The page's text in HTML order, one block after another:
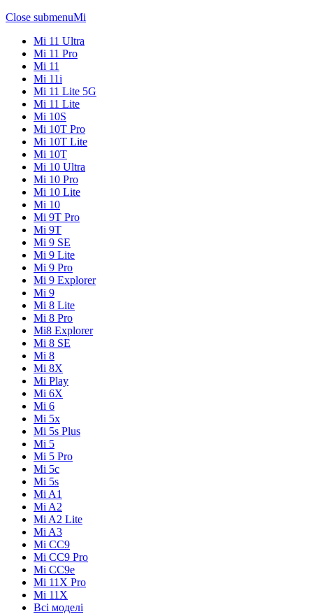
Close submenuMi
Mi 11 Ultra
Mi 11 Pro
Mi 11
Mi 11i
Mi 11 Lite 5G
Mi 11 Lite
Mi 10S
Mi 10T Pro
Mi 10T Lite
Mi 10T
Mi 10 Ultra
Mi 10 Pro
Mi 10 Lite
Mi 10
Mi 9T Pro
Mi 9T
Mi 9 SE
Mi 9 Lite
Mi 9 Pro
Mi 9 Explorer
Mi 9
Mi 8 Lite
Mi 8 Pro
Mi8 Explorer
Mi 8 SE
Mi 8
Mi 8X
Mi Play
Mi 6X
Mi 6
Mi 5x
Mi 5s Plus
Mi 5
Mi 5 Pro
Mi 5c
Mi 5s
Mi A1
Mi A2
Mi A2 Lite
Mi A3
Mi CC9
Mi CC9 Pro
Mi CC9e
Mi 11X Pro
Mi 11X
Всі моделі